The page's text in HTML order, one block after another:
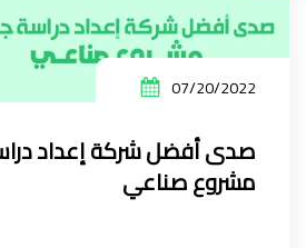
07/20/2022
صدى أفضل شركة إعداد
مشروع صناعي